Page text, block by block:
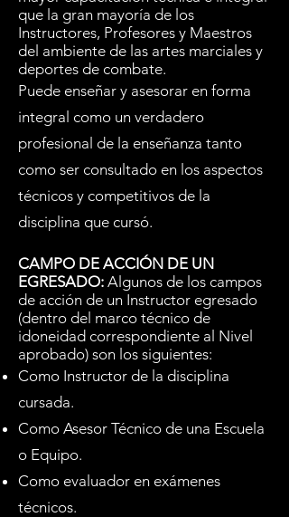
que la gran mayoría de los
Instructores, Profesores y Maestros
del ambiente de las artes marciales y
deportes de combate.
Puede enseñar y asesorar en forma
integral como un verdadero
profesional de la enseñanza tanto
como ser consultado en los aspectos
técnicos y competitivos de la
disciplina que cursó.
CAMPO DE ACCIÓN DE UN
EGRESADO: Algunos de los campos
de acción de un Instructor egresado
(dentro del marco técnico de
idoneidad correspondiente al Nivel
aprobado) son los siguientes:
Como Instructor de la disciplina
cursada.
Como Asesor Técnico de una Escuela
o Equipo.
Como evaluador en exámenes
técnicos.